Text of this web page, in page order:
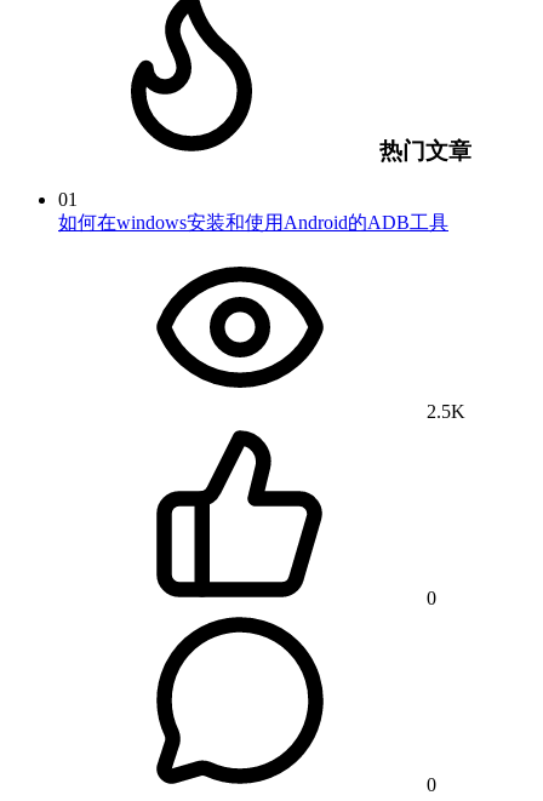
热门文章
01
如何在windows安装和使用Android的ADB工具
2.5K
0
0